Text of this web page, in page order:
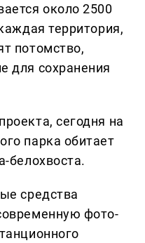
около 2500
территория,
потомство,
для сохранения
сегодня на
парка обитает
белохвоста.
средства
фото-